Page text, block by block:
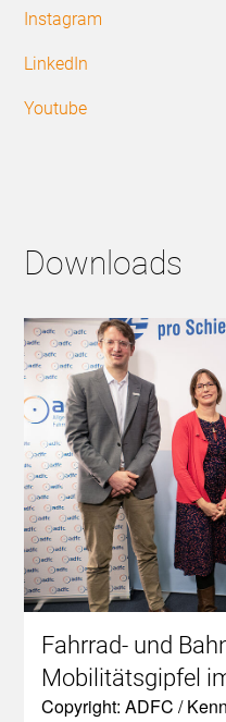
Instagram
LinkedIn
Youtube
Downloads
Fahrrad- und
Mobilitätsgipfel
Copyright: ADFC /